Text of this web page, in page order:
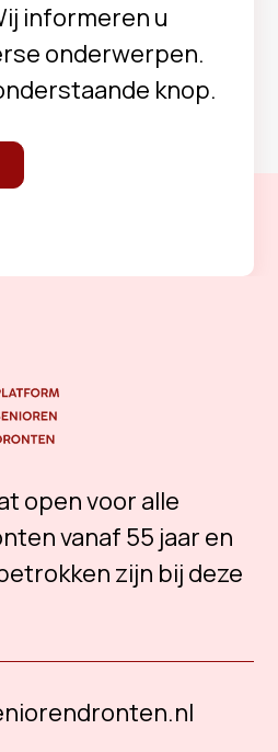
informeren u
onderwerpen.
knop.
open voor alle
vanaf 55 jaar en
zijn bij deze